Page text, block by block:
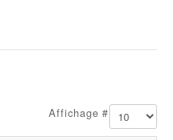
Affichage #